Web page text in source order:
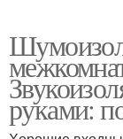
руками: